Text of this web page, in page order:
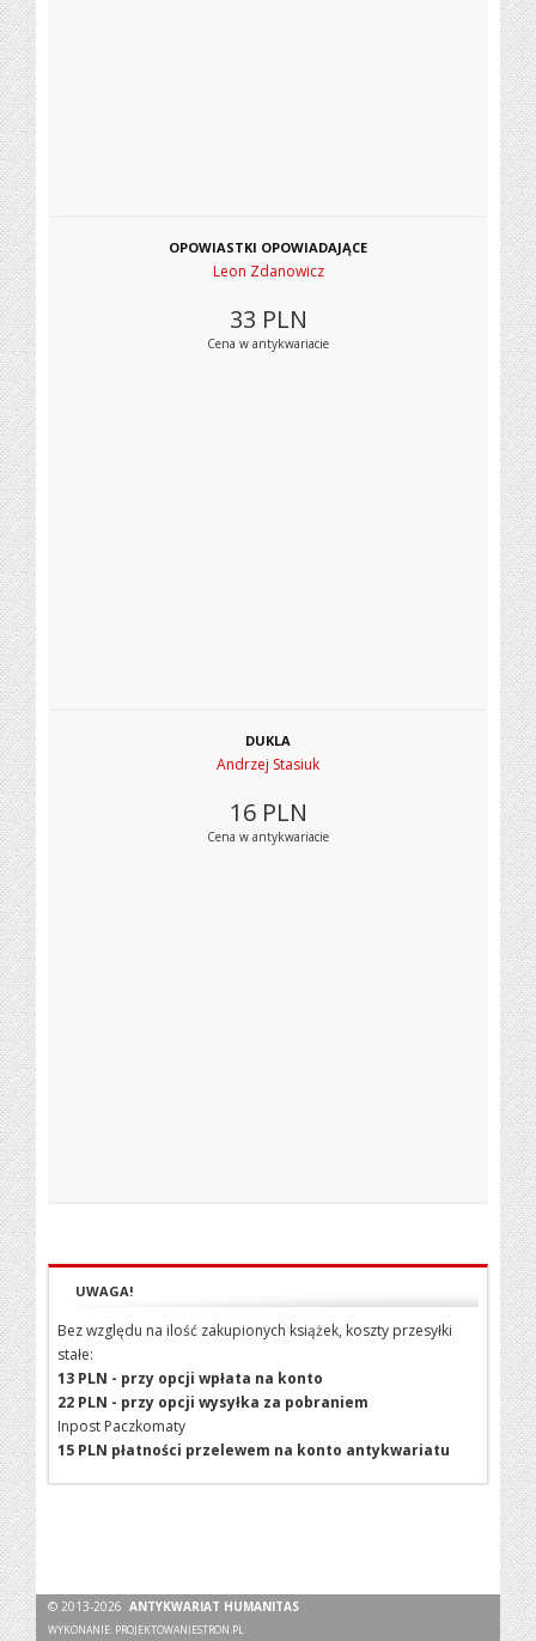
OPOWIASTKI OPOWIADAJĄCE
Leon Zdanowicz
33 PLN
Cena w antykwariacie
DUKLA
Andrzej Stasiuk
16 PLN
Cena w antykwariacie
UWAGA!
Bez względu na ilość zakupionych książek, koszty przesyłki
stałe:
13 PLN - przy opcji wpłata na konto
22 PLN - przy opcji wysyłka za pobraniem
Inpost Paczkomaty
15 PLN płatności przelewem na konto antykwariatu
© 2013-2026ANTYKWARIAT HUMANITAS
WYKONANIE: PROJEKTOWANIESTRON.PL